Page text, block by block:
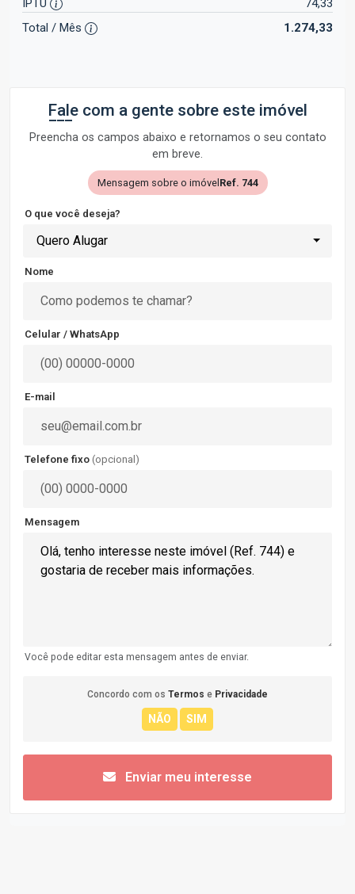
IPTU
74,33
Total / Mês
1.274,33
Fale com a gente sobre este imóvel
Preencha os campos abaixo e retornamos o seu contato
em breve.
Mensagem sobre o imóvelRef. 744
O que você deseja?
Quero Alugar
Nome
Celular / WhatsApp
E-mail
Telefone fixo (opcional)
Mensagem
Você pode editar esta mensagem antes de enviar.
Concordo com os Termos e Privacidade
Enviar meu interesse